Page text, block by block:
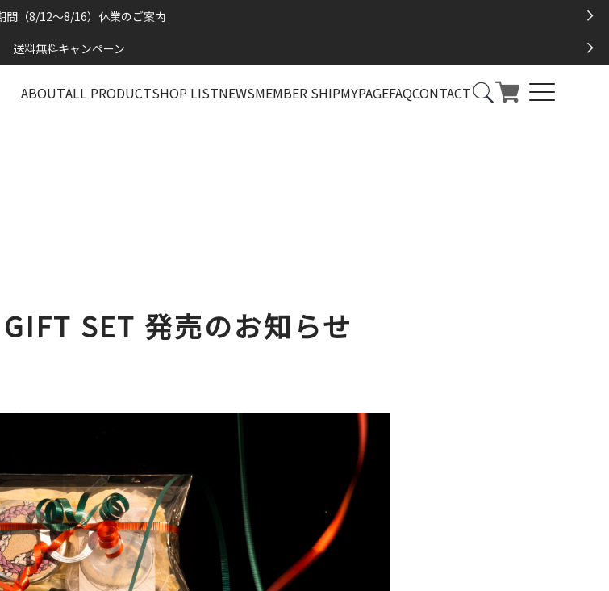
間（8/12～8/16）休業のご案内
送料無料キャンペーン
ABOUTALL PRODUCTSHOP LISTNEWSMEMBER SHIPMYPAGEFAQCONTACT
SET 発売のお知らせ